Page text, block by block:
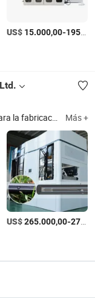
/Set
US$ 15.000,00-195.000,00
máquina para la fabricación de tubos de UHMWPE, PE, PVC y perfiles de barras y láminas Más +
/Set
US$265.000,00-270.000,00